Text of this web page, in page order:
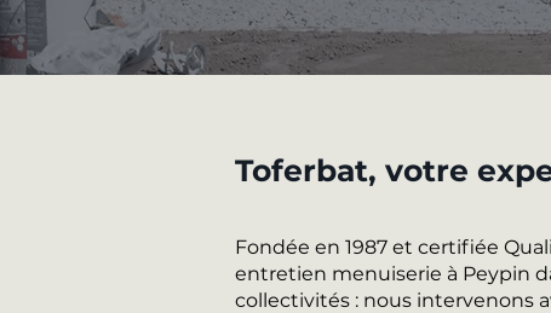
Toferbat, votre
Fondée en 1987 et certifiée
entretien menuiserie à Peypin
collectivités : nous intervenons